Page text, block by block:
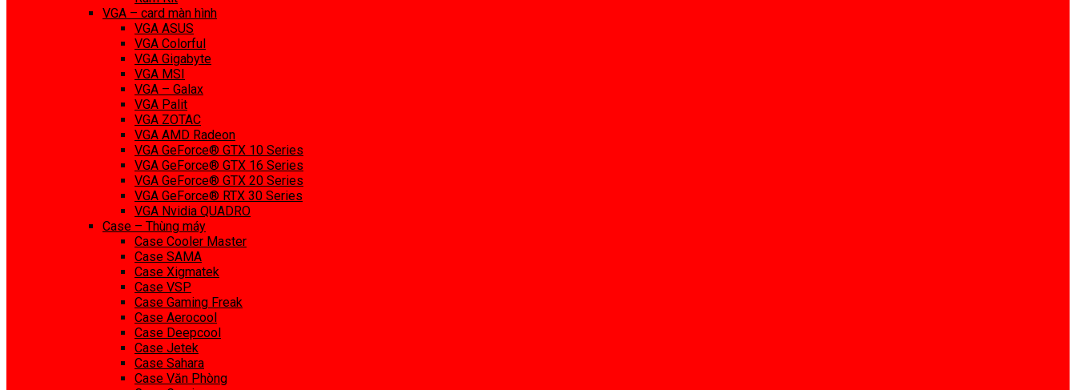
VGA – card màn hình
VGA ASUS
VGA Colorful
VGA Gigabyte
VGA MSI
VGA – Galax
VGA Palit
VGA ZOTAC
VGA AMD Radeon
VGA GeForce® GTX 10 Series
VGA GeForce® GTX 16 Series
VGA GeForce® GTX 20 Series
VGA GeForce® RTX 30 Series
VGA Nvidia QUADRO
Case – Thùng máy
Case Cooler Master
Case SAMA
Case Xigmatek
Case VSP
Case Gaming Freak
Case Aerocool
Case Deepcool
Case Jetek
Case Sahara
Case Văn Phòng